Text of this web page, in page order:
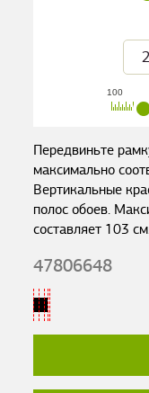
100
Передвиньте
максимально
Вертикальные
полос обоев.
составляет 103
47806648